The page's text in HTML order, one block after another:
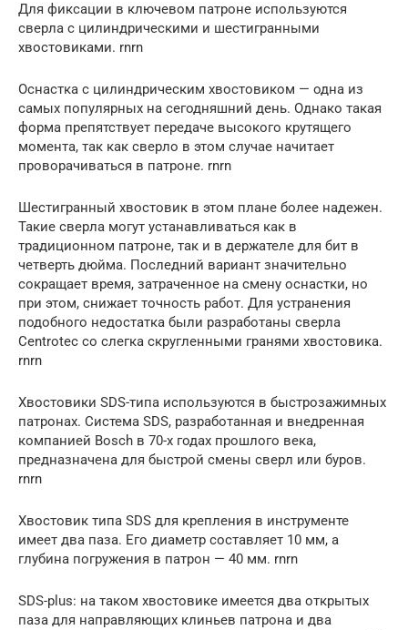
Для фиксации в ключевом патроне используются
сверла с цилиндрическими и шестигранными
хвостовиками. rnrn
Оснастка с цилиндрическим хвостовиком — одна из
самых популярных на сегодняшний день. Однако такая
форма препятствует передаче высокого крутящего
момента, так как сверло в этом случае начитает
проворачиваться в патроне. rnrn
Шестигранный хвостовик в этом плане более надежен.
Такие сверла могут устанавливаться как в
традиционном патроне, так и в держателе для бит в
четверть дюйма. Последний вариант значительно
сокращает время, затраченное на смену оснастки, но
при этом, снижает точность работ. Для устранения
подобного недостатка были разработаны сверла
Centrotec со слегка скругленными гранями хвостовика.
rnrn
Хвостовики SDS-типа используются в быстрозажимных
патронах. Система SDS, разработанная и внедренная
компанией Bosch в 70-х годах прошлого века,
предназначена для быстрой смены сверл или буров.
rnrn
Хвостовик типа SDS для крепления в инструменте
имеет два паза. Его диаметр составляет 10 мм, а
глубина погружения в патрон — 40 мм. rnrn
SDS-plus: на таком хвостовике имеется два открытых
паза для направляющих клиньев патрона и два